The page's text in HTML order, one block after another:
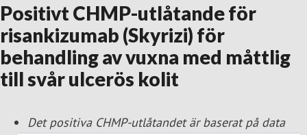
Positivt CHMP-utlåtande för
risankizumab (Skyrizi) för
behandling av vuxna med måttlig
till svår ulcerös kolit
Det positiva CHMP-utlåtandet är baserat på data